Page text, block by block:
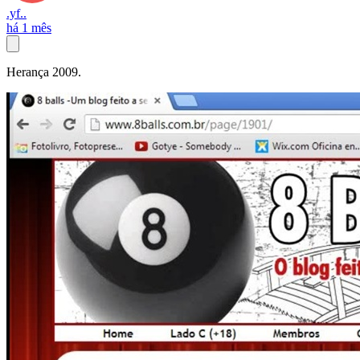
.yf..
há 1 mês
Herança 2009.